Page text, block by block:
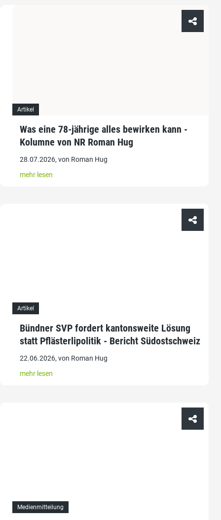
Artikel
Was eine 78-jährige alles bewirken kann -
Kolumne von NR Roman Hug
28.07.2026, von Roman Hug
mehr lesen
Artikel
Bündner SVP fordert kantonsweite Lösung
statt Pflästerlipolitik - Bericht Südostschweiz
22.06.2026, von Roman Hug
mehr lesen
Medienmitteilung